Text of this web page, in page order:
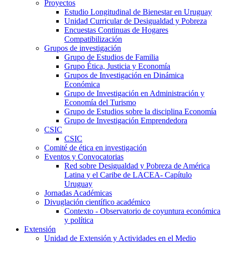
Proyectos
Estudio Longitudinal de Bienestar en Uruguay
Unidad Curricular de Desigualdad y Pobreza
Encuestas Continuas de Hogares
Compatibilización
Grupos de investigación
Grupo de Estudios de Familia
Grupo Ética, Justicia y Economía
Grupos de Investigación en Dinámica
Económica
Grupo de Investigación en Administración y
Economía del Turismo
Grupo de Estudios sobre la disciplina Economía
Grupo de Investigación Emprendedora
CSIC
CSIC
Comité de ética en investigación
Eventos y Convocatorias
Red sobre Desigualdad y Pobreza de América
Latina y el Caribe de LACEA- Capítulo
Uruguay
Jornadas Académicas
Divuglación científico académico
Contexto - Observatorio de coyuntura económica
y política
Extensión
Unidad de Extensión y Actividades en el Medio